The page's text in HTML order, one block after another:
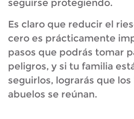
seguirse protegiendo.
Es claro que reducir el
cero es prácticamente
pasos que podrás tomar
peligros, y si tu familia
seguirlos, lograrás que los
abuelos se reúnan.